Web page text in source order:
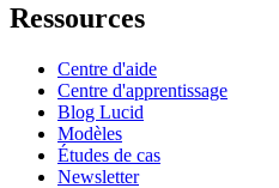
Ressources
Centre d'aide
Centre d'apprentissage
Blog Lucid
Modèles
Études de cas
Newsletter